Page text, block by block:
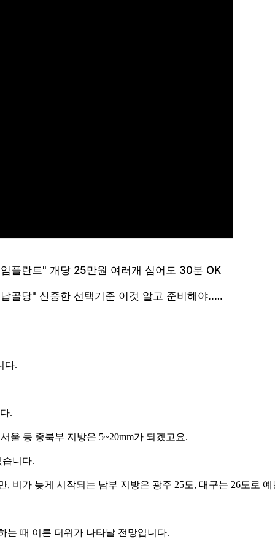
다.
.
울 등 중북부 지방은 5~20mm가 되겠고요.
니다.
비가 늦게 시작되는 남부 지방은 광주 25도, 대구는 26도로
는 때 이른 더위가 나타날 전망입니다.